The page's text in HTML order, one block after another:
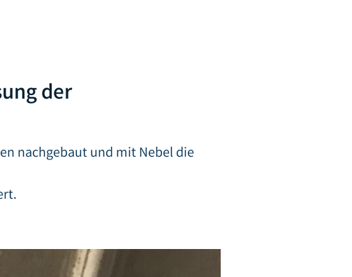
der
nachgebaut und mit Nebel die